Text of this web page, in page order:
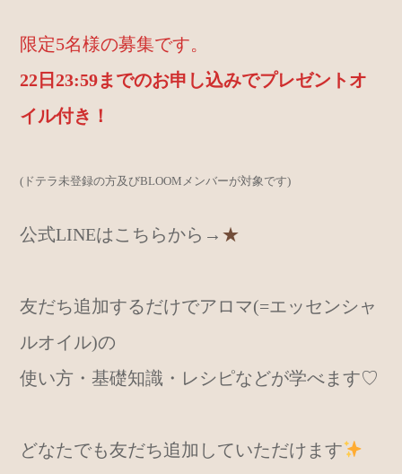
限定5名様の募集です。
22日23:59までのお申し込みでプレゼントオ
イル付き！
(ドテラ未登録の方及びBLOOMメンバーが対象です)
公式LINEはこちらから→ ★
友だち追加するだけでアロマ(=エッセンシャ
ルオイル)の
使い方・基礎知識・レシピなどが学べます♡
どなたでも友だち追加していただけます